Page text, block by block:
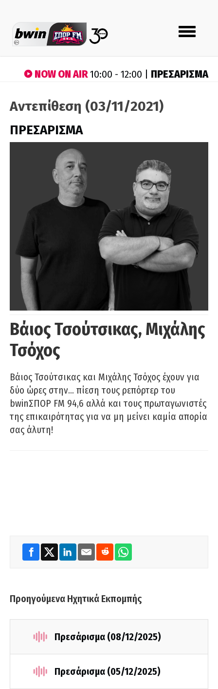
Toggle
navigation
NOW ON AIR10:00 - 12:00 | ΠΡΕΣΑΡΙΣΜΑ
Αντεπίθεση (03/11/2021)
ΠΡΕΣΑΡΙΣΜΑ
Βάιος Τσούτσικας, Μιχάλης
Τσόχος
Βάιος Τσούτσικας και Μιχάλης Τσόχος έχουν για
δύο ώρες στην… πίεση τους ρεπόρτερ του
bwinΣΠΟΡ FM 94,6 αλλά και τους πρωταγωνιστές
της επικαιρότητας για να μη μείνει καμία απορία
σας άλυτη!
Προηγούμενα Ηχητικά Εκπομπής
Πρεσάρισμα (08/12/2025)
Πρεσάρισμα (05/12/2025)